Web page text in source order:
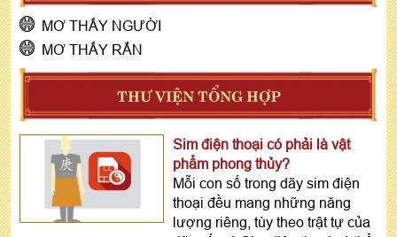
MƠ THẤY NGƯỜI
MƠ THẤY RẮN
THƯ VIỆN TỔNG HỢP
Sim điện thoại có phải là vật
phẩm phong thủy?
Mỗi con số trong dãy sim điện
thoại đều mang những năng
lượng riêng, tùy theo trật tự của